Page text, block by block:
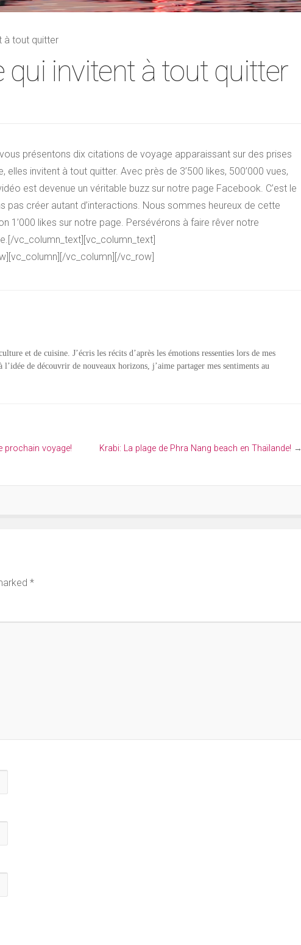
à tout quitter
invitent à tout quitter
présentons dix citations de voyage apparaissant sur des prises
invitent à tout quitter. Avec près de 3’500 likes, 500’000 vues,
est devenue un véritable buzz sur notre page Facebook. C’est le
pas créer autant d’interactions. Nous sommes heureux de cette
1’000 likes sur notre page. Persévérons à faire rêver notre
vc_column_text][vc_column_text]
vc_column][/vc_row]
et de cuisine. J’écris les récits d’après les émotions ressenties lors de mes
l’idée de découvrir de nouveaux horizons, j’aime partager mes sentiments au
prochain voyage! Krabi: La plage de Phra Nang beach en Thaïlande! →
*